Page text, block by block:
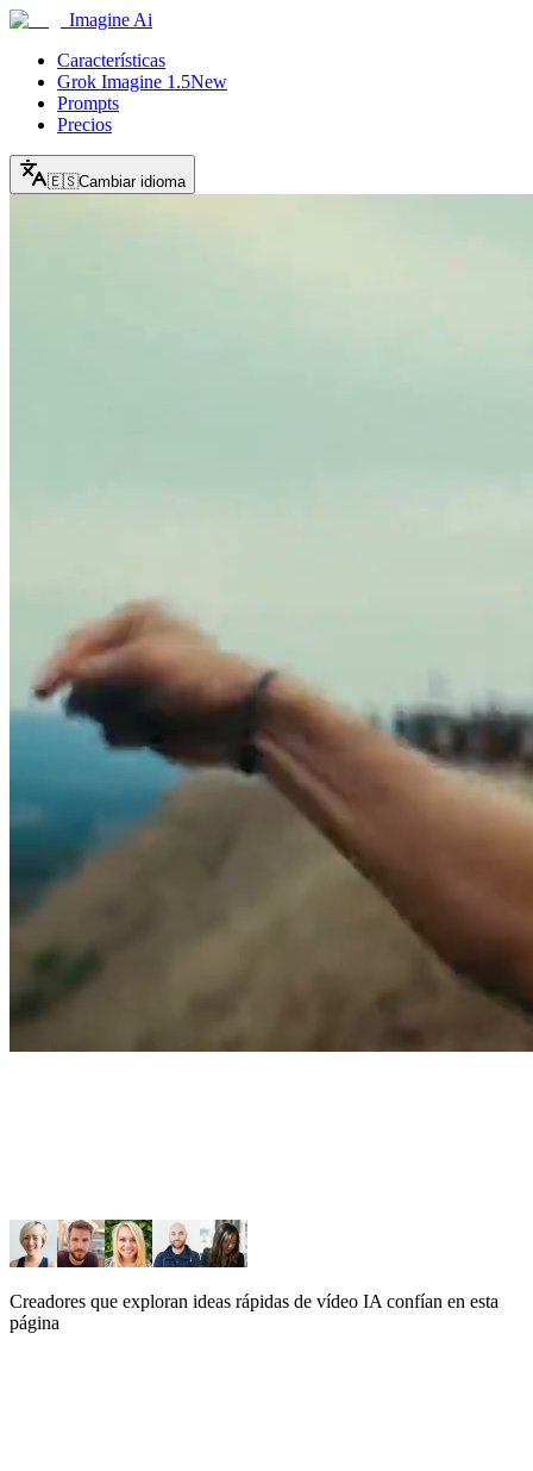
Imagine Ai
Características
Grok Imagine 1.5New
Prompts
Precios
🇪🇸Cambiar idioma
Creadores que exploran ideas rápidas de vídeo IA confían en esta
página